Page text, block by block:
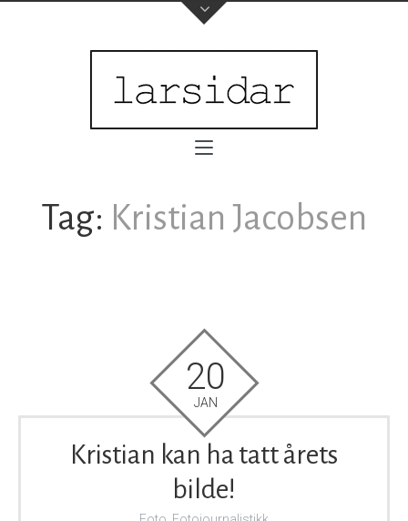
Tag: Kristian Jacobsen
20
JAN
Kristian kan ha tatt årets
bilde!